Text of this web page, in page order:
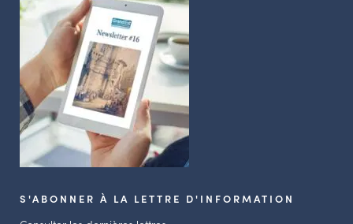
S'ABONNER À LA LETTRE D'INFORMATION